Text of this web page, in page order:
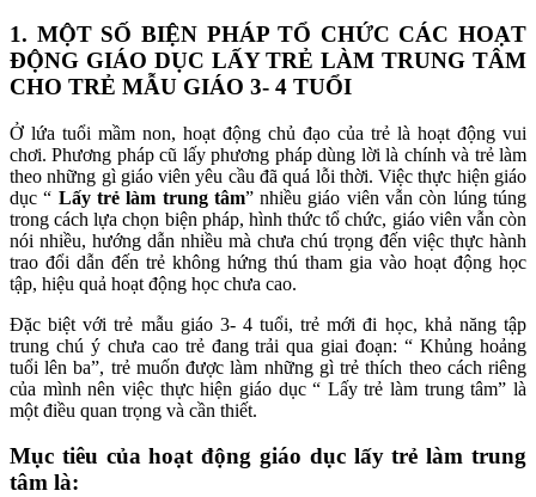
1. MỘT SỐ BIỆN PHÁP TỔ CHỨC CÁC HOẠT
ĐỘNG GIÁO DỤC LẤY TRẺ LÀM TRUNG TÂM
CHO TRẺ MẪU GIÁO 3- 4 TUỔI
Ở lứa tuổi mầm non, hoạt động chủ đạo của trẻ là hoạt động vui
chơi. Phương pháp cũ lấy phương pháp dùng lời là chính và trẻ làm
theo những gì giáo viên yêu cầu đã quá lỗi thời. Việc thực hiện giáo
dục “ Lấy trẻ làm trung tâm” nhiều giáo viên vẫn còn lúng túng
trong cách lựa chọn biện pháp, hình thức tổ chức, giáo viên vẫn còn
nói nhiều, hướng dẫn nhiều mà chưa chú trọng đến việc thực hành
trao đổi dẫn đến trẻ không hứng thú tham gia vào hoạt động học
tập, hiệu quả hoạt động học chưa cao.
Đặc biệt với trẻ mẫu giáo 3- 4 tuổi, trẻ mới đi học, khả năng tập
trung chú ý chưa cao trẻ đang trải qua giai đoạn: “ Khủng hoảng
tuổi lên ba”, trẻ muốn được làm những gì trẻ thích theo cách riêng
của mình nên việc thực hiện giáo dục “ Lấy trẻ làm trung tâm” là
một điều quan trọng và cần thiết.
Mục tiêu của hoạt động giáo dục lấy trẻ làm trung
tâm là: